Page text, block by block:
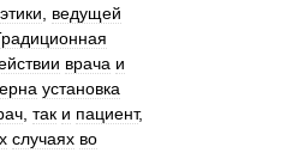
этики
ведущей
врача и
установка
так и пациент,
случаях во